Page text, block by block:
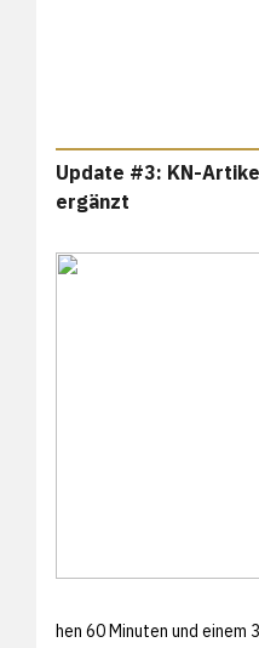
Update #3: KN-
ergänzt
hen 60 Minuten und